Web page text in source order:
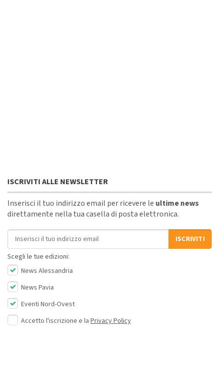
ISCRIVITI ALLE NEWSLETTER
Inserisci il tuo indirizzo email per ricevere le ultime news
direttamente nella tua casella di posta elettronica.
Indirizzo email
ISCRIVITI
Scegli le tue edizioni:
News Alessandria
News Pavia
Eventi Nord-Ovest
Accetto l'iscrizione e la Privacy Policy